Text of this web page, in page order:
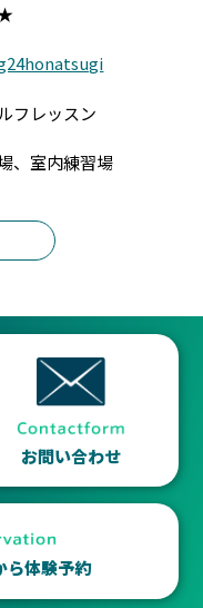
フレッスン
、室内練習場
お問い合わせ
ら体験予約